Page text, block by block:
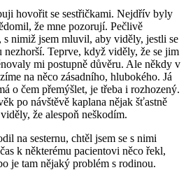
hovořit se sestřičkami. Nejdřív byly
že mne pozorují. Pečlivě
s nimiž jsem mluvil, aby viděly, jestli se
nezhorší. Teprve, když viděly, že se jim
mi postupně důvěru. Ale někdy v
na něco zásadního, hlubokého. Já
o čem přemýšlet, je třeba i rozhozený.
po návštěvě kaplana nějak šťastně
že alespoň neškodím.
na sesternu, chtěl jsem se s nimi
k některému pacientovi něco řekl,
je tam nějaký problém s rodinou.